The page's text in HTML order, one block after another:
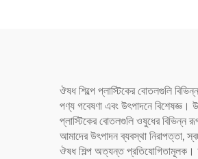
ঔষধ শিল্পে প্লাস্টিকের বোতলগুলি
পণ্য গবেষণা এবং উৎপাদনে বিশেষজ্ঞ।
প্লাস্টিকের বোতলগুলি ওষুধের বিভিন্ন
আমাদের উৎপাদন ব্যবস্থা নিরাপত্তা,
ঔষধ শিল্প অত্যন্ত প্রতিযোগিতামূলক।